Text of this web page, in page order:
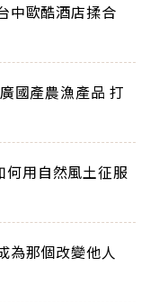
中歐酷酒店揉合
國產農漁產品 打
用自然風土征服
為那個改變他人